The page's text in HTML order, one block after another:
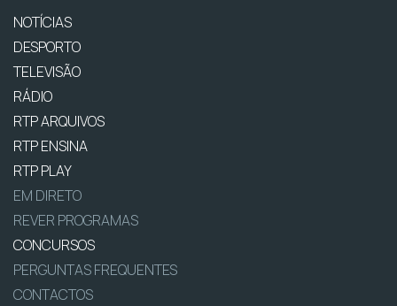
NOTÍCIAS
DESPORTO
TELEVISÃO
RÁDIO
RTP ARQUIVOS
RTP ENSINA
RTP PLAY
EM DIRETO
REVER PROGRAMAS
CONCURSOS
PERGUNTAS FREQUENTES
CONTACTOS